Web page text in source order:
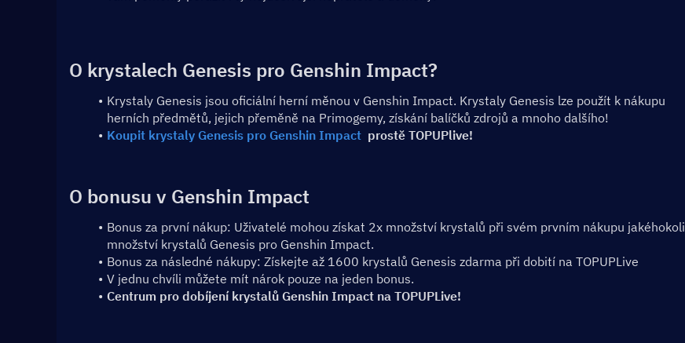
O krystalech Genesis pro Genshin Impact?
Krystaly Genesis jsou oficiální herní měnou v Genshin Impact. Krystaly Genesis lze použít k nákupu
herních předmětů, jejich přeměně na Primogemy, získání balíčků zdrojů a mnoho dalšího!
Koupit krystaly Genesis pro Genshin Impact
  prostě TOPUPlive!
O bonusu v Genshin Impact
Bonus za první nákup: Uživatelé mohou získat 2x množství krystalů při svém prvním nákupu jakéhokoli
množství krystalů Genesis pro Genshin Impact.
Bonus za následné nákupy: Získejte až 1600 krystalů Genesis zdarma při dobití na TOPUPLive
V jednu chvíli můžete mít nárok pouze na jeden bonus.
Centrum pro dobíjení krystalů Genshin Impact na TOPUPLive!